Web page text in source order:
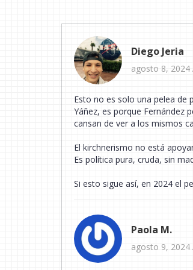
Diego Jeria
agosto 8, 2024
Esto no es solo una pelea de
Yáñez, es porque Fernández
cansan de ver a los mismos
El kirchnerismo no está
Es política pura, cruda, sin
Si esto sigue así, en 2024 el
Paola M.
agosto 9, 2024